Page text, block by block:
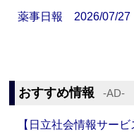
薬事日報 2026/07/27
おすすめ情報 ‐AD‐
【日立社会情報サー